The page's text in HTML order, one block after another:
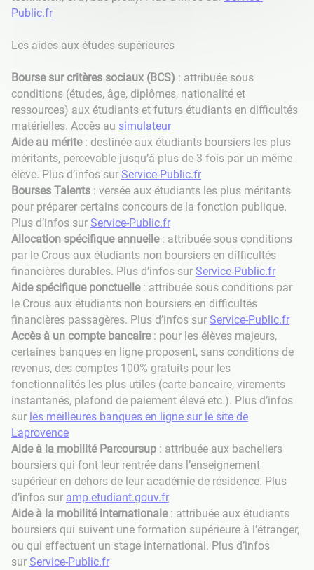
Public.fr
Les aides aux études supérieures
Bourse sur critères sociaux (BCS) : attribuée sous
conditions (études, âge, diplômes, nationalité et
ressources) aux étudiants et futurs étudiants en difficultés
matérielles. Accès au simulateur
Aide au mérite: destinée aux étudiants boursiers les plus
méritants, percevable jusqu’à plus de 3 fois par un même
élève. Plus d’infos sur Service-Public.fr
Bourses Talents : versée aux étudiants les plus méritants
pour préparer certains concours de la fonction publique.
Plus d’infos sur Service-Public.fr
Allocation spécifique annuelle: attribuée sous conditions
par le Crous aux étudiants non boursiers en difficultés
financières durables. Plus d’infos sur Service-Public.fr
Aide spécifique ponctuelle: attribuée sous conditions par
le Crous aux étudiants non boursiers en difficultés
financières passagères. Plus d’infos sur Service-Public.fr
Accès à un compte bancaire: pour les élèves majeurs,
certaines banques en ligne proposent, sans conditions de
revenus, des comptes 100% gratuits pour les
fonctionnalités les plus utiles (carte bancaire, virements
instantanés, plafond de paiement élevé etc.). Plus d’infos
sur les meilleures banques en ligne sur le site de
Laprovence
Aide à la mobilité Parcoursup : attribuée aux bacheliers
boursiers qui font leur rentrée dans l’enseignement
supérieur en dehors de leur académie de résidence. Plus
d’infos sur amp.etudiant.gouv.fr
Aide à la mobilité internationale: attribuée aux étudiants
boursiers qui suivent une formation supérieure à l’étranger,
ou qui effectuent un stage international. Plus d’infos
sur Service-Public.fr